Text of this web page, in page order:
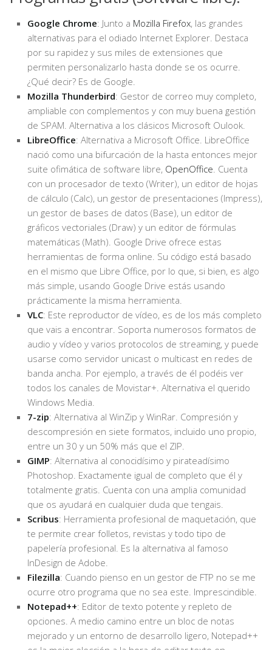
Google Chrome: Junto a Mozilla Firefox, las grandes
alternativas para el odiado Internet Explorer. Destaca
por su rapidez y sus miles de extensiones que
permiten personalizarlo hasta donde se os ocurre.
¿Qué decir? Es de Google.
Mozilla Thunderbird: Gestor de correo muy completo,
ampliable con complementos y con muy buena gestión
de SPAM. Alternativa a los clásicos Microsoft Oulook.
LibreOffice: Alternativa a Microsoft Office. LibreOffice
nació como una bifurcación de la hasta entonces mejor
suite ofimática de software libre, OpenOffice. Cuenta
con un procesador de texto (Writer), un editor de hojas
de cálculo (Calc), un gestor de presentaciones (Impress),
un gestor de bases de datos (Base), un editor de
gráficos vectoriales (Draw) y un editor de fórmulas
matemáticas (Math). Google Drive ofrece estas
herramientas de forma online. Su código está basado
en el mismo que Libre Office, por lo que, si bien, es algo
más simple, usando Google Drive estás usando
prácticamente la misma herramienta.
VLC: Este reproductor de vídeo, es de los más completo
que vais a encontrar. Soporta numerosos formatos de
audio y vídeo y varios protocolos de streaming, y puede
usarse como servidor unicast o multicast en redes de
banda ancha. Por ejemplo, a través de él podéis ver
todos los canales de Movistar+. Alternativa el querido
Windows Media.
7-zip: Alternativa al WinZip y WinRar. Compresión y
descompresión en siete formatos, incluido uno propio,
entre un 30 y un 50% más que el ZIP.
GIMP: Alternativa al conocidísimo y pirateadísimo
Photoshop. Exactamente igual de completo que él y
totalmente gratis. Cuenta con una amplia comunidad
que os ayudará en cualquier duda que tengais.
Scribus: Herramienta profesional de maquetación, que
te permite crear folletos, revistas y todo tipo de
papelería profesional. Es la alternativa al famoso
InDesign de Adobe.
Filezilla: Cuando pienso en un gestor de FTP no se me
ocurre otro programa que no sea este. Imprescindible.
Notepad++: Editor de texto potente y repleto de
opciones. A medio camino entre un bloc de notas
mejorado y un entorno de desarrollo ligero, Notepad++